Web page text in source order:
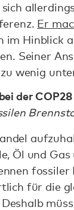
Er
im Hinblick
Seiner
wenig
der
Öl und
fossiler
für die